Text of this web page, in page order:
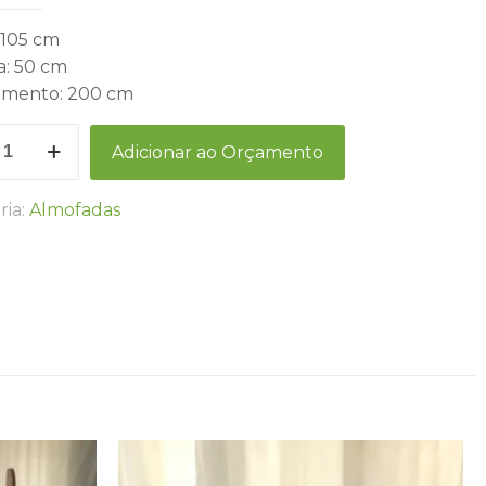
cm
50 cm
200 cm
Adicionar ao Orçamento
Almofadas